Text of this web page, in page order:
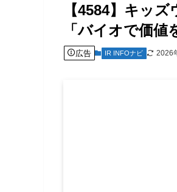
【4584】キッ
「バイオで価値
広告 IR INFOナビ 2026